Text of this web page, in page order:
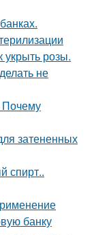
укрыть розы.
не
Почему
затененных
спирт..
банку